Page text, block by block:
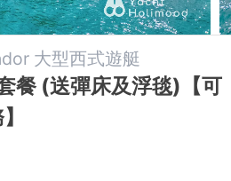
大型西式遊艇
餐 (送彈床及浮毯)【可